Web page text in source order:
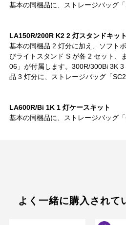
基本の同梱品に、ストレージバッグ「
LA150R/200R K2 2 灯スタンドキット
基本の同梱品 2 灯分に加え、ソフト
びライトスタンド S が各 2 セット、
06」が付属します。300R/300Bi 3K
品 3 灯分に、ストレージバッグ「
LA600R/Bi 1K 1 灯ケースキット
基本の同梱品に、ストレージバッグ
よく一緒に購入されて